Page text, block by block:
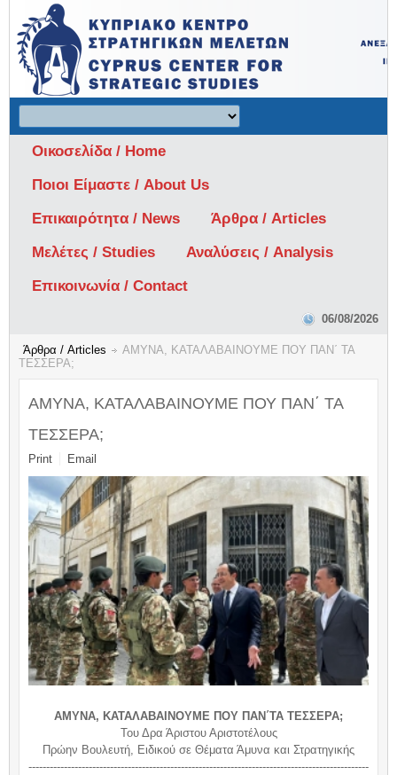
Οικοσελίδα / Home
Ποιοι Είμαστε / About Us
Επικαιρότητα / News
Άρθρα / Articles
Μελέτες / Studies
Αναλύσεις / Analysis
Επικοινωνία / Contact
06/08/2026
Άρθρα / Articles
ΑΜΥΝΑ, ΚΑΤΑΛΑΒΑΙΝΟΥΜΕ ΠΟΥ ΠΑΝ΄ ΤΑ
ΤΕΣΣΕΡΑ;
ΑΜΥΝΑ, ΚΑΤΑΛΑΒΑΙΝΟΥΜΕ ΠΟΥ ΠΑΝ΄ ΤΑ
ΤΕΣΣΕΡΑ;
Print Email
ΑΜΥΝΑ, ΚΑΤΑΛΑΒΑΙΝΟΥΜΕ ΠΟΥ ΠΑΝ΄ΤΑ ΤΕΣΣΕΡΑ;
Του Δρα Άριστου Αριστοτέλους
Πρώην Βουλευτή, Ειδικού σε Θέματα Άμυνα και Στρατηγικής
------------------------------------------------------------------------------------------------